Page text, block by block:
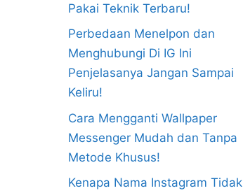
Pakai Teknik Terbaru!
Perbedaan Menelpon dan
Menghubungi Di IG Ini
Penjelasanya Jangan Sampai
Keliru!
Cara Mengganti Wallpaper
Messenger Mudah dan Tanpa
Metode Khusus!
Kenapa Nama Instagram Tidak